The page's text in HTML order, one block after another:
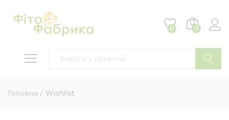
0 0
Головна / Wishlist